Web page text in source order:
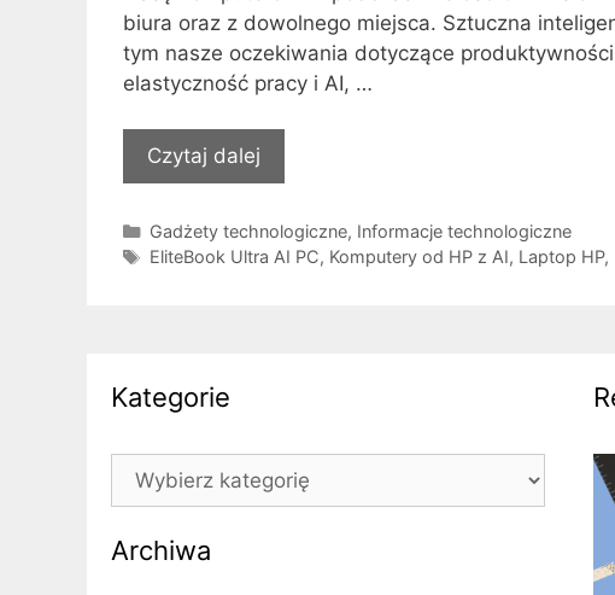
biura oraz z dowolnego miejsca. Sztuczna
tym nasze oczekiwania dotyczące
elastyczność pracy i AI, …
Czytaj dalej
Kategorie
Gadżety technologiczne, Informacje technologiczne
Tagi
EliteBook Ultra AI PC, Komputery od HP z AI, Laptop HP,
Kategorie
Kategorie
Archiwa